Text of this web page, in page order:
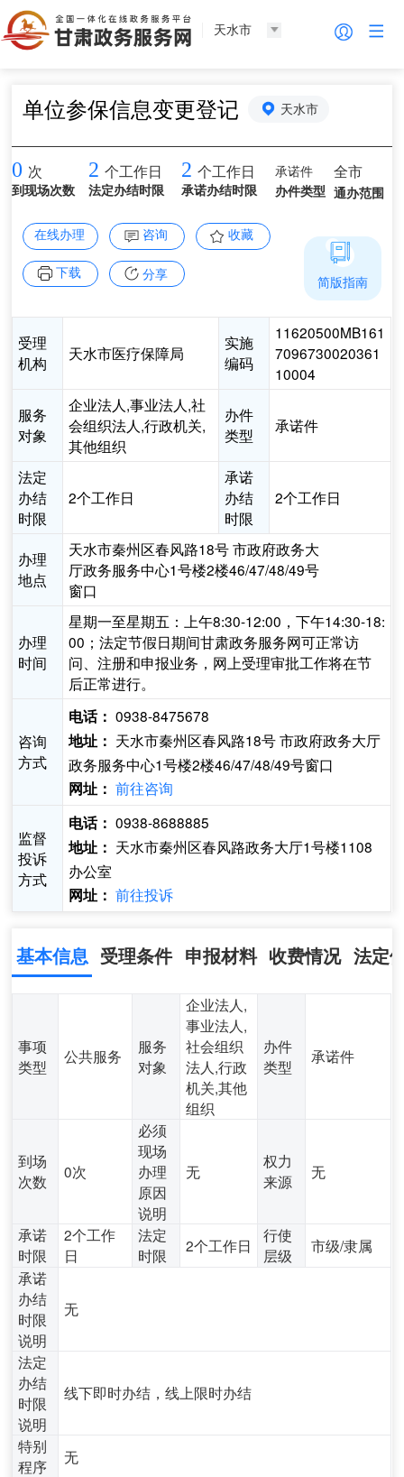
天水市
单位参保信息变更登记 天水市
0 次
到现场次数
2 个工作日
法定办结时限
2 个工作日
承诺办结时限
承诺件
办件类型
全市
通办范围
在线办理 咨询 收藏
下载 分享
受理
机构
天水市医疗保障局
实施
编码
11620500MB161
7096730020361
10004
服务
对象
企业法人,事业法人,社
会组织法人,行政机关,
其他组织
办件
类型
承诺件
法定
办结
时限
2个工作日
承诺
办结
时限
2个工作日
办理
地点
天水市秦州区春风路18号 市政府政务大
厅政务服务中心1号楼2楼46/47/48/49号
窗口
办理
时间
星期一至星期五：上午8:30-12:00，下午14:30-18:
00；法定节假日期间甘肃政务服务网可正常访
问、注册和申报业务，网上受理审批工作将在节
后正常进行。
咨询
方式
电话： 0938-8475678
地址： 天水市秦州区春风路18号 市政府政务大厅
政务服务中心1号楼2楼46/47/48/49号窗口
网址： 前往咨询
监督
投诉
方式
电话： 0938-8688885
地址： 天水市秦州区春风路政务大厅1号楼1108
办公室
网址： 前往投诉
简版指南
基本信息 受理条件 申报材料 收费情况 法定
事项
类型
公共服务
服务
对象
企业法人,
事业法人,
社会组织
法人,行政
机关,其他
组织
办件
类型
承诺件
到场
次数
0次
必须
现场
办理
原因
说明
无
权力
来源
无
承诺
时限
2个工作
日
法定
时限
2个工作日
行使
层级
市级/隶属
承诺
办结
时限
说明
无
法定
办结
时限
说明
线下即时办结，线上限时办结
特别
程序
无